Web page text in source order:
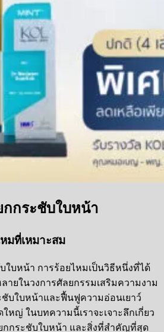
กกระชับใบหน้า
มที่เหมาะสม
ใบหน้า การร้อยไหมเป็นวิธีหนึ่งที่ได้
ายในวงการศัลยกรรมเสริมความงาม
ชับใบหน้าและฟื้นฟูความอ่อนเยาว์
หญ่ ในบทความนี้เราจะเจาะลึกเกี่ยว
กกระชับใบหน้า และสิ่งที่สำคัญที่สุด